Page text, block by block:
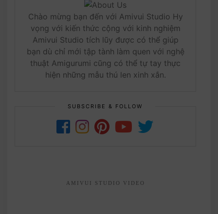
Chào mừng bạn đến với Amivui Studio Hy
vọng với kiến thức cộng với kinh nghiệm
Amivui Studio tích lũy được có thể giúp
bạn dù chỉ mới tập tành làm quen với nghệ
thuật Amigurumi cũng có thể tự tay thực
hiện những mẫu thú len xinh xắn.
SUBSCRIBE & FOLLOW
AMIVUI STUDIO VIDEO